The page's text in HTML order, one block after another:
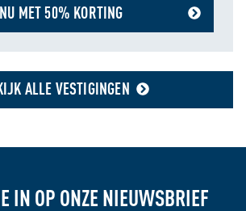
MET 50% KORTING
ALLE VESTIGINGEN
IN OP ONZE NIEUWSBRIEF